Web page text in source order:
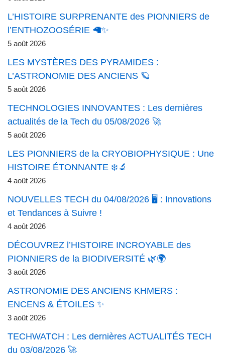
L’HISTOIRE SURPRENANTE des PIONNIERS de
l’ENTHOZOOSÉRIE 🦙✨
5 août 2026
LES MYSTÈRES DES PYRAMIDES :
L’ASTRONOMIE DES ANCIENS 🪐
5 août 2026
TECHNOLOGIES INNOVANTES : Les dernières
actualités de la Tech du 05/08/2026 🚀
5 août 2026
LES PIONNIERS de la CRYOBIOPHYSIQUE : Une
HISTOIRE ÉTONNANTE ❄️🔬
4 août 2026
NOUVELLES TECH du 04/08/2026 🖥️ : Innovations
et Tendances à Suivre !
4 août 2026
DÉCOUVREZ l’HISTOIRE INCROYABLE des
PIONNIERS de la BIODIVERSITÉ 🌿🌍
3 août 2026
ASTRONOMIE DES ANCIENS KHMERS :
ENCENS & ÉTOILES ✨
3 août 2026
TECHWATCH : Les dernières ACTUALITÉS TECH
du 03/08/2026 🚀